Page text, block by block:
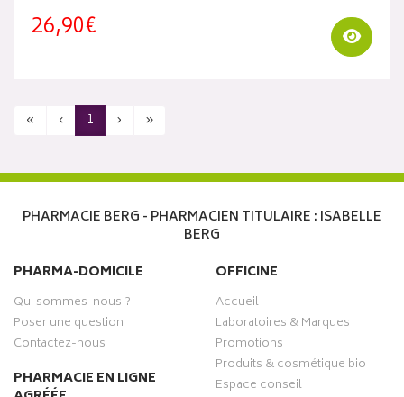
26,90€
« ‹ 1 › »
PHARMACIE BERG - PHARMACIEN TITULAIRE : ISABELLE
BERG
PHARMA-DOMICILE
Qui sommes-nous ?
Poser une question
Contactez-nous
PHARMACIE EN LIGNE
OFFICINE
Accueil
Laboratoires & Marques
Promotions
Produits & cosmétique bio
Espace conseil